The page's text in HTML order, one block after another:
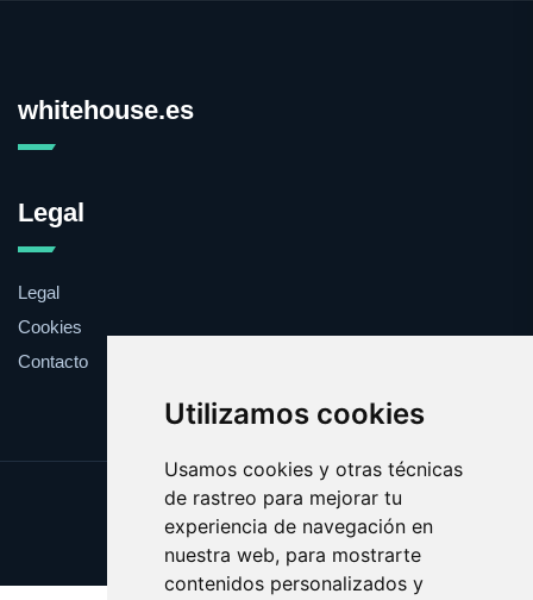
Utilizamos cookies
Usamos cookies y otras técnicas
de rastreo para mejorar tu
experiencia de navegación en
nuestra web, para mostrarte
contenidos personalizados y
whitehouse.es
Legal
Legal
Cookies
Contacto
Update cookies preferences
Copyright © 2025 whitehouse.es